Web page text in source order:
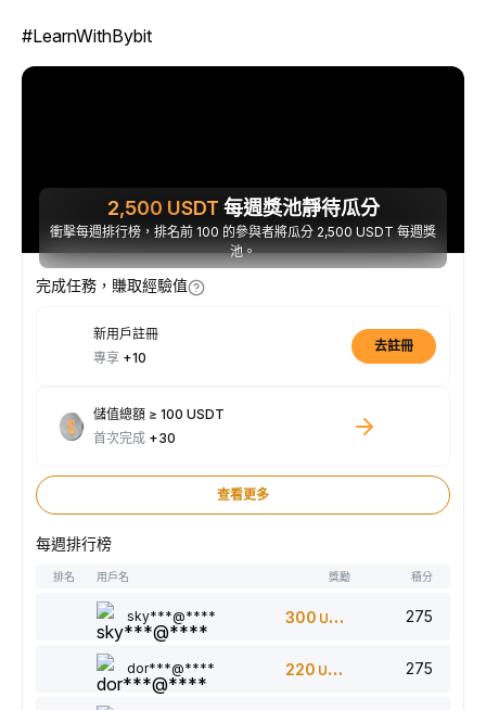
#LearnWithBybit
2,500 USDT 每週獎池靜待瓜分
衝擊每週排行榜，排名前 100 的參與者將瓜分 2,500 USDT 每週獎
池。
完成任務，賺取經驗值
新用戶註冊
專享 +10
去註冊
儲值總額 ≥ 100 USDT
首次完成 +30
查看更多
每週排行榜
排名 用戶名 獎勵 積分
sky***@**** 300 USDT 275
dor***@**** 220 USDT 275